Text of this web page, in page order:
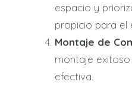
espacio y
propicio para el
Montaje de
montaje exitoso
efectiva.